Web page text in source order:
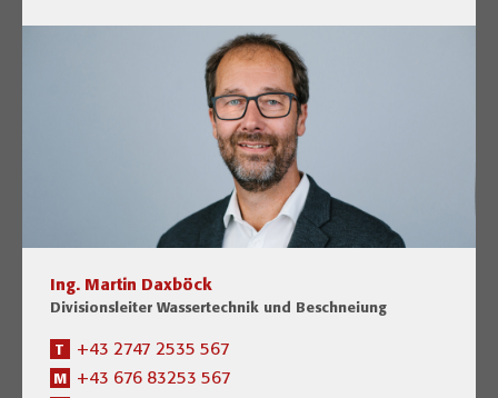
Ing. Martin Daxböck
Divisionsleiter Wassertechnik und Beschneiung
T +43 2747 2535 567
M +43 676 83253 567